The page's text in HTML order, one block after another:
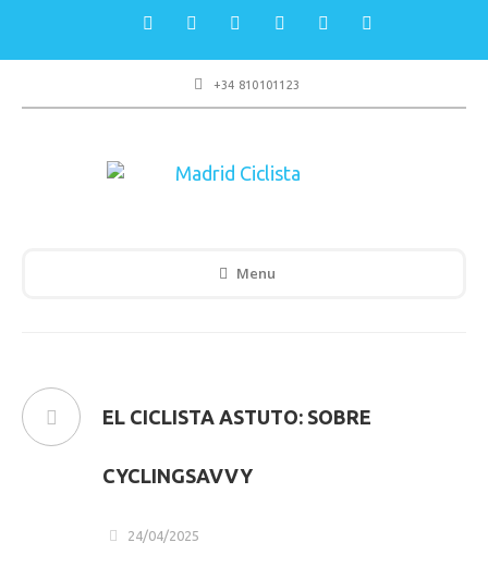
+34 810101123
Menu
EL CICLISTA ASTUTO: SOBRE
CYCLINGSAVVY
24/04/2025